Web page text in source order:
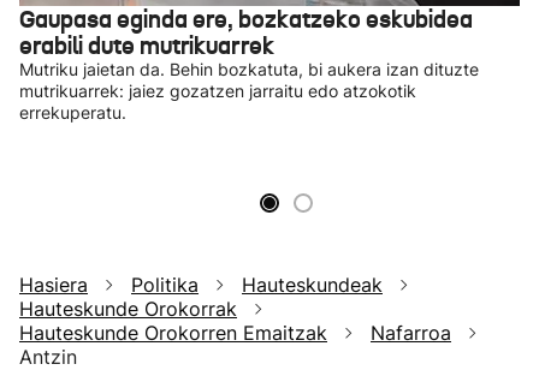
Gaupasa eginda ere, bozkatzeko eskubidea
erabili dute mutrikuarrek
Mutriku jaietan da. Behin bozkatuta, bi aukera izan dituzte
mutrikuarrek: jaiez gozatzen jarraitu edo atzokotik
errekuperatu.
Hasiera Politika
Hauteskundeak
Hauteskunde Orokorrak
Hauteskunde Orokorren Emaitzak
Nafarroa
Antzin